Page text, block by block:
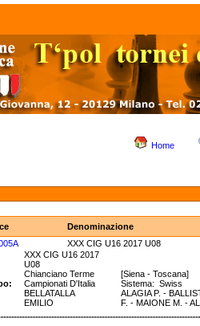
Home
Denominazione
XXX CIG U16 2017 U08
XXX CIG U16 2017
U08
Chianciano Terme
[Siena - Toscana]
Campionati D'Italia
Sistema: Swiss
BELLATALLA
EMILIO
ALAGIA P. -
F. - MAIONE M. -